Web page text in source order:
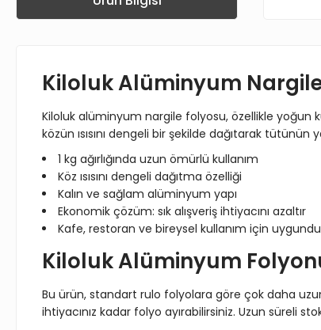
Kiloluk Alüminyum
Kiloluk alüminyum nargile folyosu, özellikle yoğun
közün ısısını dengeli bir şekilde dağıtarak
1 kg ağırlığında uzun ömürlü kullanım
Köz ısısını dengeli dağıtma özelliği
Kalın ve sağlam alüminyum yapı
Ekonomik çözüm: sık alışveriş ihtiyacını azaltır
Kafe, restoran ve bireysel kullanım için
Kiloluk Alüminyum
Bu ürün, standart rulo folyolara göre çok daha
ihtiyacınız kadar folyo ayırabilirsiniz. Uzun süreli